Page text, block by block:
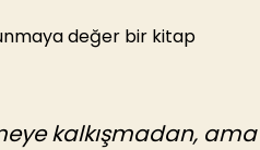
değer bir kitap
kalkışmadan, ama